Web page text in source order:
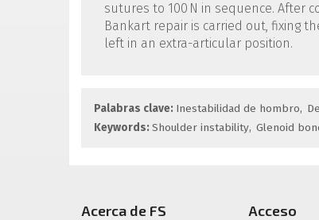
sutures to 100 N in sequence. After
Bankart repair is carried out, fixing
left in an extra-articular position.
Palabras clave: Inestabilidad de hombro
Keywords:Shoulder instability Glenoid
Acerca de FS Acceso